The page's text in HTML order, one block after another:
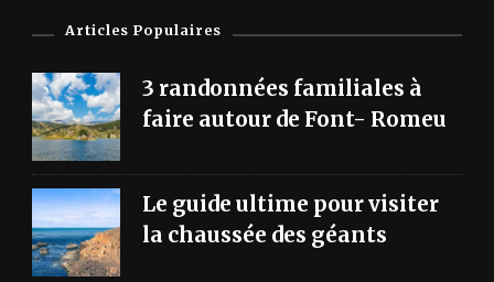
Articles Populaires
3 randonnées familiales à
faire autour de Font- Romeu
Le guide ultime pour visiter
la chaussée des géants